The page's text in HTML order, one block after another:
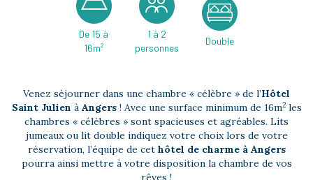
De 15 à
16m²
1 à 2
personnes
Double
Venez séjourner dans une chambre « célèbre » de l’Hôtel
Saint Julien à Angers! Avec une surface minimum de 16m2 les
chambres « célèbres » sont spacieuses et agréables. Lits
jumeaux ou lit double indiquez votre choix lors de votre
réservation, l’équipe de cet hôtel de charme à Angers
pourra ainsi mettre à votre disposition la chambre de vos
rêves !